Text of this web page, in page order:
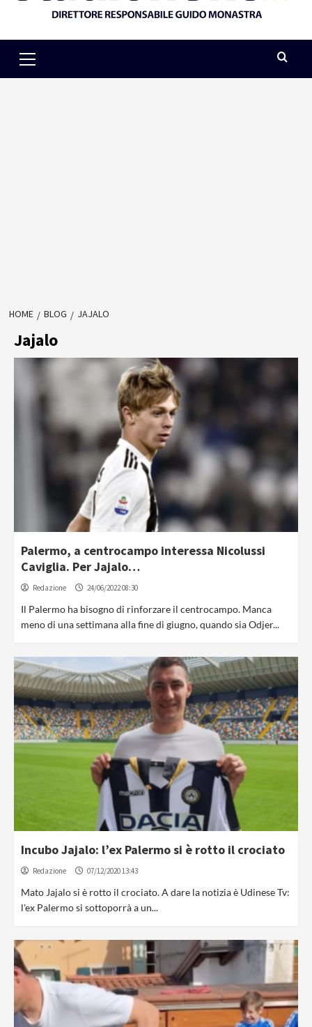
Menu
HOME BLOG JAJALO
Jajalo
Palermo, a centrocampo interessa Nicolussi
Caviglia. Per Jajalo…
Redazione 24/06/2022 08:30
Il Palermo ha bisogno di rinforzare il centrocampo. Manca
meno di una settimana alla fine di giugno, quando sia Odjer...
Incubo Jajalo: l’ex Palermo si è rotto il crociato
Redazione 07/12/2020 13:43
Mato Jajalo si è rotto il crociato. A dare la notizia è Udinese Tv:
l'ex Palermo si sottoporrà a un...